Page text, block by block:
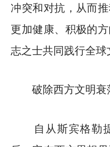
冲突和对抗，从而
更加健康、积极的
志之士共同践行全球
破除西方文明衰
自从斯宾格勒